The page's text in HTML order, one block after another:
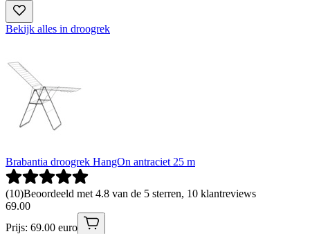
Bekijk alles in droogrek
Brabantia droogrek HangOn antraciet 25 m
(10)Beoordeeld met 4.8 van de 5 sterren, 10 klantreviews
69.00
Prijs: 69.00 euro